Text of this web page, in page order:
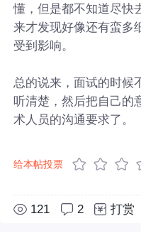
懂，但是都不知道尽快
来才发现好像还有蛮多
受到影响。
总的说来，面试的时候
听清楚，然后把自己的
术人员的沟通要求了。
给本帖投票
121 2 打赏